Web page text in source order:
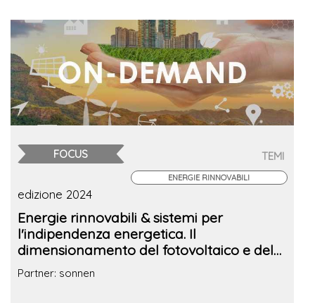
FOCUS TEMI
ENERGIE RINNOVABILI
edizione 2024
Energie rinnovabili & sistemi per
l'indipendenza energetica. Il
dimensionamento del fotovoltaico e del
sistema di accumulo: dal progetto ai
risultati
Partner: sonnen